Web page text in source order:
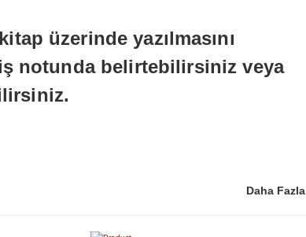
üzerinde yazılmasını
notunda belirtebilirsiniz veya
Daha Fazla